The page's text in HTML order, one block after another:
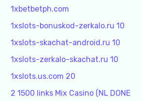
1xbetbetph.com
1xslots-bonuskod-zerkalo.ru 10
1xslots-skachat-android.ru 10
1xslots-zerkalo-skachat.ru 10
1xslots.us.com 20
2 1500 links Mix Casino (NL DONE